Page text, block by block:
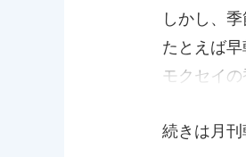
しかし、
たとえば
モクセイ
続きは月刊